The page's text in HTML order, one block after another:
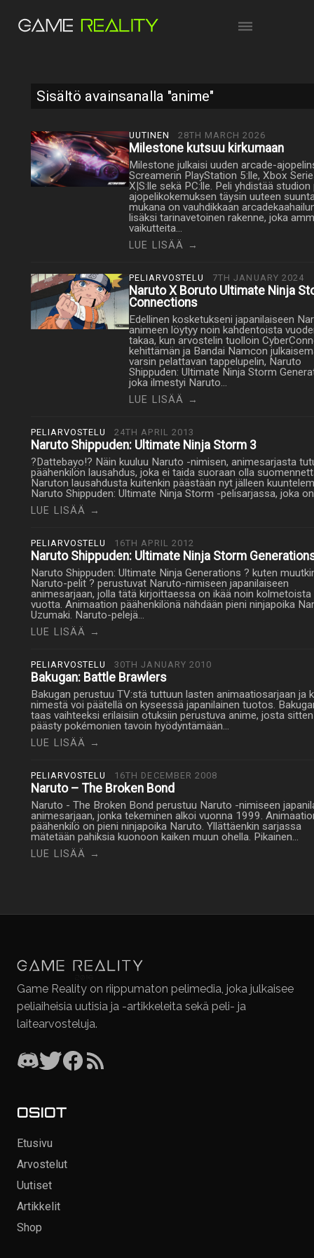
Sisältö avainsanalla "anime"
UUTINEN 28TH MARCH 2026
Milestone kutsuu kirkumaan
Milestone julkaisi uuden arcade-
Screamerin PlayStation 5:lle, Xbox
X|S:lle sekä PC:lle. Peli yhdistää studion
ajopelikokemuksen täysin uuteen
mukana on vauhdikkaan
lisäksi tarinavetoinen rakenne, joka
vaikutteita…
LUE LISÄÄ →
PELIARVOSTELU 7TH JANUARY 2024
Naruto X Boruto Ultimate Ninja
Connections
Edellinen kosketukseni japanilaiseen
animeen löytyy noin kahdentoista
takaa, kun arvostelin tuolloin
kehittämän ja Bandai Namcon
varsin pelattavan tappelupelin, Naruto
Shippuden: Ultimate Ninja Storm
joka ilmestyi Naruto…
LUE LISÄÄ →
PELIARVOSTELU 24TH APRIL 2013
Naruto Shippuden: Ultimate Ninja Storm 3
?Dattebayo!? Näin kuuluu Naruto -nimisen, animesarjasta
päähenkilön lausahdus, joka ei taida suoraan olla
Naruton lausahdusta kuitenkin päästään nyt jälleen
Naruto Shippuden: Ultimate Ninja Storm -pelisarjassa, joka
LUE LISÄÄ →
PELIARVOSTELU 16TH APRIL 2012
Naruto Shippuden: Ultimate Ninja Storm
Naruto Shippuden: Ultimate Ninja Generations ? kuten
Naruto-pelit ? perustuvat Naruto-nimiseen japanilaiseen
animesarjaan, jolla tätä kirjoittaessa on ikää noin kolmetoista
vuotta. Animaation päähenkilönä nähdään pieni ninjapoika
Uzumaki. Naruto-pelejä…
LUE LISÄÄ →
PELIARVOSTELU 30TH JANUARY 2010
Bakugan: Battle Brawlers
Bakugan perustuu TV:stä tuttuun lasten animaatiosarjaan ja
nimestä voi päätellä on kyseessä japanilainen tuotos.
taas vaihteeksi erilaisiin otuksiin perustuva anime, josta
päästy pokémonien tavoin hyödyntämään…
LUE LISÄÄ →
PELIARVOSTELU 16TH DECEMBER 2008
Naruto – The Broken Bond
Naruto - The Broken Bond perustuu Naruto -nimiseen
animesarjaan, jonka tekeminen alkoi vuonna 1999.
päähenkilö on pieni ninjapoika Naruto. Yllättäenkin sarjassa
mätetään pahiksia kuonoon kaiken muun ohella. Pikainen…
LUE LISÄÄ →
Game Reality on riippumaton pelimedia, joka julkaisee
peliaiheisia uutisia ja -artikkeleita sekä peli- ja
laitearvosteluja.
OSIOT
Etusivu
Arvostelut
Uutiset
Artikkelit
Shop